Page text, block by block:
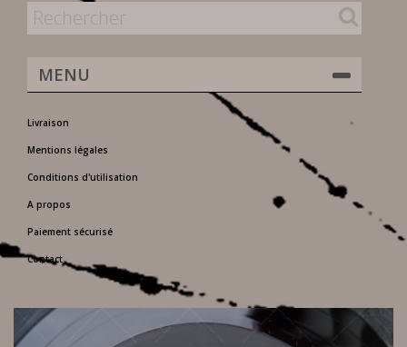
MENU
Livraison
Mentions légales
Conditions d'utilisation
A propos
Paiement sécurisé
Contact